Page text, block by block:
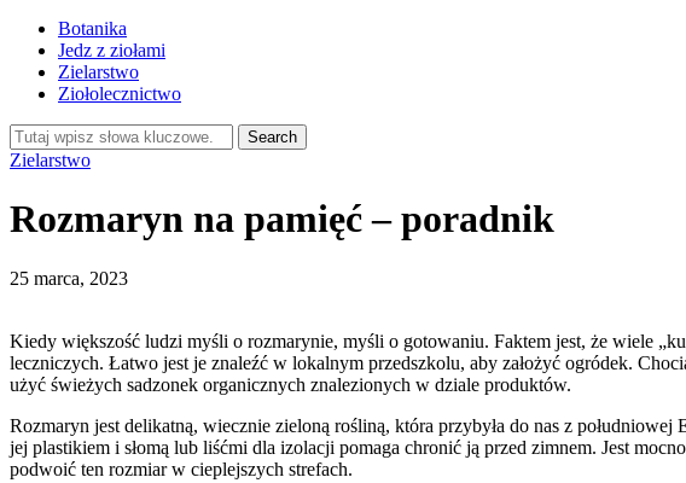
Botanika
Jedz z ziołami
Zielarstwo
Ziołolecznictwo
Zielarstwo
Rozmaryn na pamięć – poradnik
25 marca, 2023
Kiedy większość ludzi myśli o rozmarynie, myśli o gotowaniu. Faktem jest, że wiele
leczniczych. Łatwo jest je znaleźć w lokalnym przedszkolu, aby założyć ogródek.
użyć świeżych sadzonek organicznych znalezionych w dziale produktów.
Rozmaryn jest delikatną, wiecznie zieloną rośliną, która przybyła do nas z
jej plastikiem i słomą lub liśćmi dla izolacji pomaga chronić ją przed zimnem. Jest
podwoić ten rozmiar w cieplejszych strefach.